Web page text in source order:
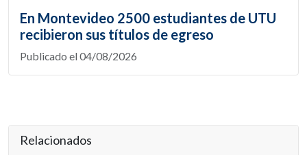
En Montevideo 2500 estudiantes de UTU
recibieron sus títulos de egreso
Publicado el 04/08/2026
Relacionados